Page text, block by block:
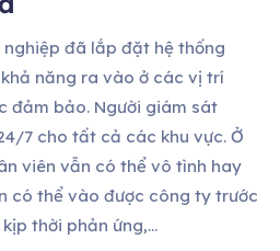
đã lắp đặt hệ thống
năng ra vào ở các vị trí
đảm bảo. Người giám sát
7 cho tất cả các khu vực. Ở
viên vẫn có thể vô tình hay
có thể vào được công ty trước
thời phản ứng,…